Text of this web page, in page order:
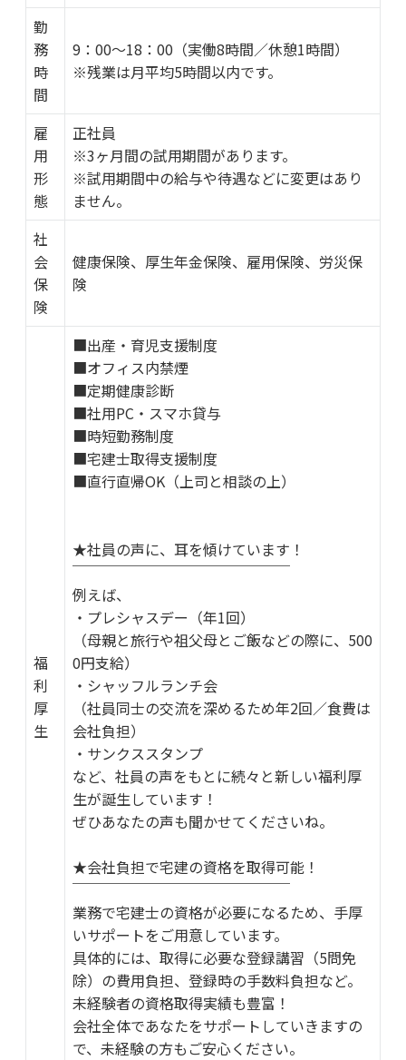
勤
務
時
間
9：00～18：00（実働8時間／休憩1時間）
※残業は月平均5時間以内です。
雇
用
形
態
正社員
※3ヶ月間の試用期間があります。
※試用期間中の給与や待遇などに変更はあり
ません。
社
会
保
険
健康保険、厚⽣年⾦保険、雇⽤保険、労災保
険
福
利
厚
生
■出産・育児支援制度
■オフィス内禁煙
■定期健康診断
■社用PC・スマホ貸与
■時短勤務制度
■宅建士取得支援制度
■直行直帰OK（上司と相談の上）
★社員の声に、耳を傾けています！
￣￣￣￣￣￣￣￣￣￣￣￣￣￣￣
例えば、
・プレシャスデー（年1回）
（母親と旅行や祖父母とご飯などの際に、500
0円支給）
・シャッフルランチ会
（社員同士の交流を深めるため年2回／食費は
会社負担）
・サンクススタンプ
など、社員の声をもとに続々と新しい福利厚
生が誕生しています！
ぜひあなたの声も聞かせてくださいね。
★会社負担で宅建の資格を取得可能！
￣￣￣￣￣￣￣￣￣￣￣￣￣￣￣
業務で宅建士の資格が必要になるため、手厚
いサポートをご用意しています。
具体的には、取得に必要な登録講習（5問免
除）の費用負担、登録時の手数料負担など。
未経験者の資格取得実績も豊富！
会社全体であなたをサポートしていきますの
で、未経験の方もご安心ください。